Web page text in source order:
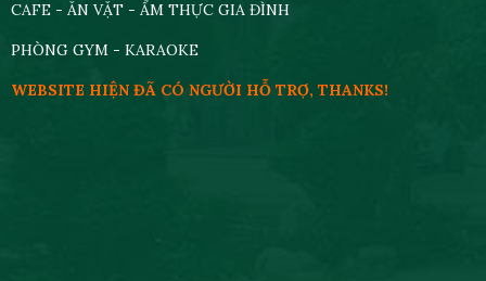
CAFE - ĂN VẶT - ẨM THỰC GIA ĐÌNH
PHÒNG GYM - KARAOKE
WEBSITE HIỆN ĐÃ CÓ NGƯỜI HỖ TRỢ, THANKS!